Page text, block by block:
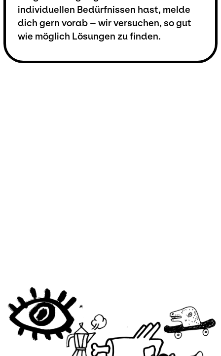
individuellen Bedürfnissen hast, melde
dich gern vorab – wir versuchen, so gut
wie möglich Lösungen zu finden.